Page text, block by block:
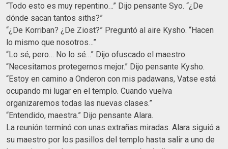
“Todo esto es muy repentino…” Dijo pensante Syo. “¿De
dónde sacan tantos siths?”
“¿De Korriban? ¿De Ziost?” Preguntó al aire Kysho. “Hacen
lo mismo que nosotros…”
“Lo sé, pero… No lo sé…” Dijo ofuscado el maestro.
“Necesitamos protegernos mejor.” Dijo pensante Kysho.
“Estoy en camino a Onderon con mis padawans, Vatse está
ocupando mi lugar en el templo. Cuando vuelva
organizaremos todas las nuevas clases.”
“Entendido, maestra.” Dijo pensante Alara.
La reunión terminó con unas extrañas miradas. Alara siguió a
su maestro por los pasillos del templo hasta salir a uno de